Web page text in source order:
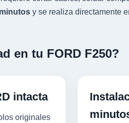
y se realiza directamente
en tu FORD F250?
intacta
originales